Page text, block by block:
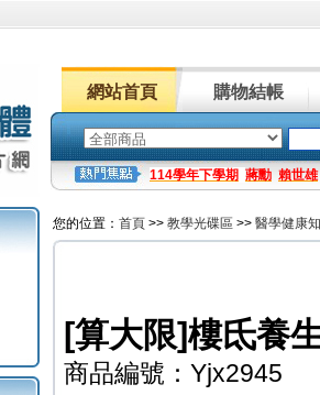
網站首頁 購物結帳
114學年下學期 蔣勳 賴世雄
您的位置： 首頁 >> 教學光碟區 >> 醫學健康
[算大限]樓氐養
商品編號：Yjx2945